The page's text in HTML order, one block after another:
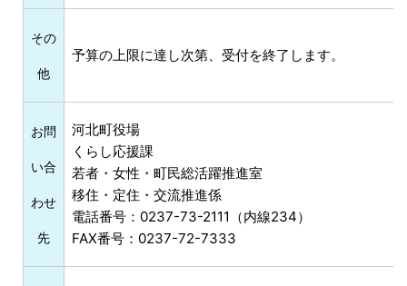
その
他
予算の上限に達し次第、受付を終了します。
お問
い合
わせ
先
河北町役場
くらし応援課
若者・女性・町民総活躍推進室
移住・定住・交流推進係
電話番号：0237-73-2111（内線234）
FAX番号：0237-72-7333